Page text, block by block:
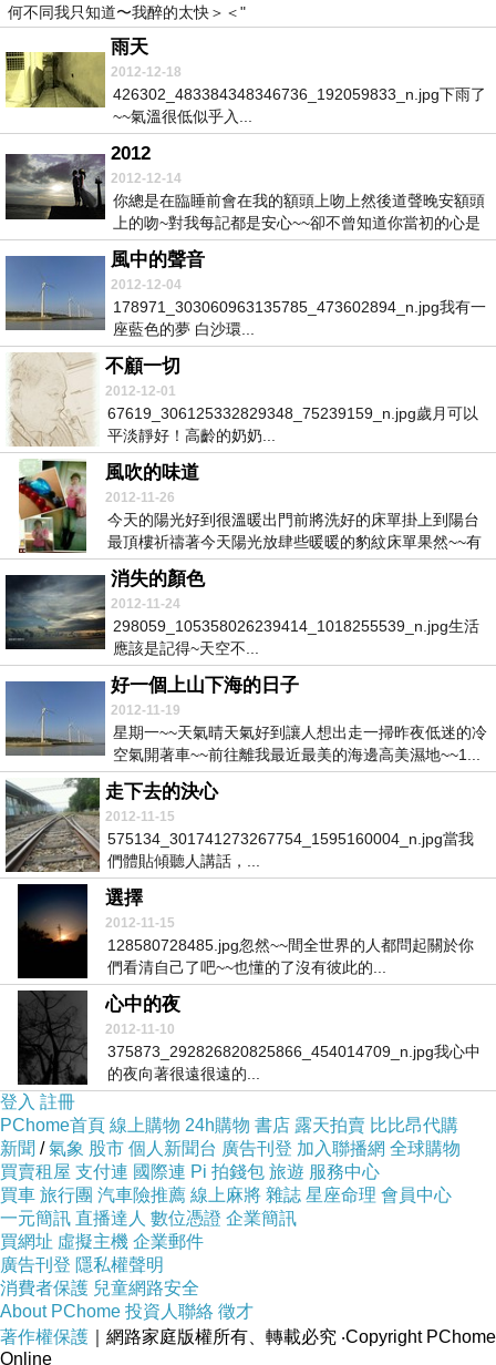
何不同我只知道〜我醉的太快＞＜"
雨天
2012-12-18
426302_483384348346736_192059833_n.jpg下雨了
~~氣溫很低似乎入...
2012
2012-12-14
你總是在臨睡前會在我的額頭上吻上然後道聲晚安額頭
上的吻~對我每記都是安心~~卻不曾知道你當初的心是
~...
風中的聲音
2012-12-04
178971_303060963135785_473602894_n.jpg我有一
座藍色的夢 白沙環...
不顧一切
2012-12-01
67619_306125332829348_75239159_n.jpg歲月可以
平淡靜好！高齡的奶奶...
風吹的味道
2012-11-26
今天的陽光好到很溫暖出門前將洗好的床單掛上到陽台
最頂樓祈禱著今天陽光放肆些暖暖的豹紋床單果然~~有
濃...
消失的顏色
2012-11-24
298059_105358026239414_1018255539_n.jpg生活
應該是記得~天空不...
好一個上山下海的日子
2012-11-19
星期一~~天氣晴天氣好到讓人想出走一掃昨夜低迷的冷
空氣開著車~~前往離我最近最美的海邊高美濕地~~1...
走下去的決心
2012-11-15
575134_301741273267754_1595160004_n.jpg當我
們體貼傾聽人講話，...
選擇
2012-11-15
128580728485.jpg忽然~~間全世界的人都問起關於你
們看清自己了吧~~也懂的了沒有彼此的...
心中的夜
2012-11-10
375873_292826820825866_454014709_n.jpg我心中
的夜向著很遠很遠的...
登入 註冊
PChome首頁 線上購物 24h購物 書店 露天拍賣 比比昂代購
新聞 /氣象 股市 個人新聞台 廣告刊登 加入聯播網 全球購物
買賣租屋 支付連 國際連 Pi 拍錢包 旅遊 服務中心
買車 旅行團 汽車險推薦 線上麻將 雜誌 星座命理 會員中心
一元簡訊 直播達人 數位憑證 企業簡訊
買網址 虛擬主機 企業郵件
廣告刊登 隱私權聲明
消費者保護 兒童網路安全
About PChome 投資人聯絡 徵才
著作權保護 ｜網路家庭版權所有、轉載必究 ‧Copyright PChome
Online